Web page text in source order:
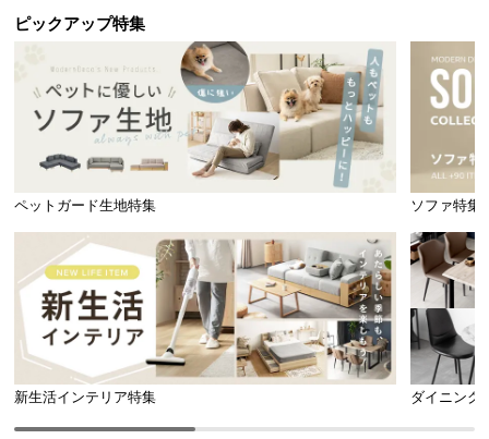
ピックアップ特集
ペットガード生地特集 ソファ特集
新生活インテリア特集 ダイニング